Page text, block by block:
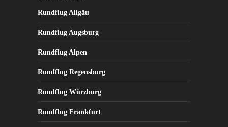
Rundflug Allgäu
Rundflug Augsburg
Rundflug Alpen
Rundflug Regensburg
Rundflug Würzburg
Rundflug Frankfurt